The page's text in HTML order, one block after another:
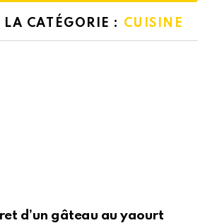
CATÉGORIE : CUISINE
d’un gâteau au yaourt